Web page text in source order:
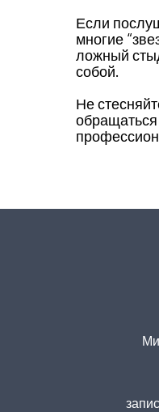
Если
многие
ложный
собой.
Не
обращаться